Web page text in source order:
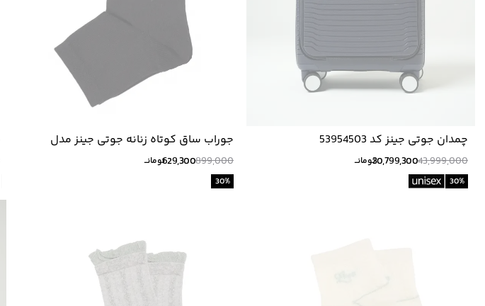
چمدان جوتی جینز کد 53954503
43,999,000
30,799,300تومانــ
30%
جوراب ساق کوتاه زنانه جوتی جینز مدل
53872100
899,000
629,300تومانــ
30%